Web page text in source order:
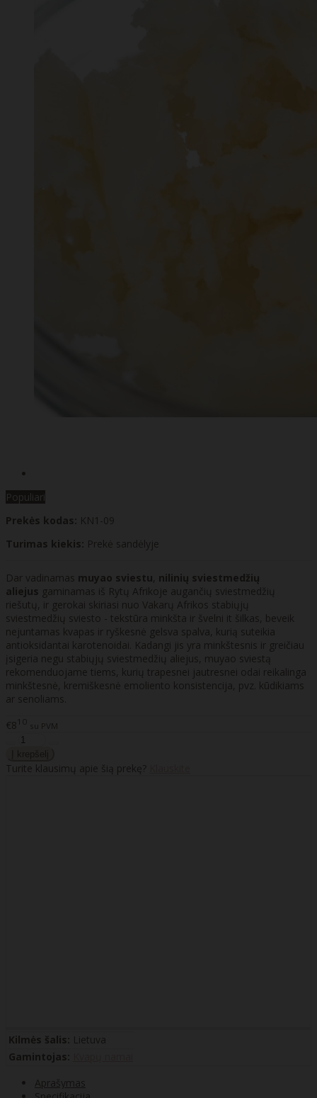
Populiari
Prekės kodas: KN1-09
Turimas kiekis: Prekė sandėlyje
Dar vadinamas muyao sviestu, nilinių sviestmedžių
aliejus gaminamas iš Rytų Afrikoje augančių sviestmedžių
riešutų, ir gerokai skiriasi nuo Vakarų Afrikos stabiųjų
sviestmedžių sviesto - tekstūra minkšta ir švelni it šilkas, beveik
nejuntamas kvapas ir ryškesnė gelsva spalva, kurią suteikia
antioksidantai karotenoidai. Kadangi jis yra minkštesnis ir greičiau
įsigeria negu stabiųjų sviestmedžių aliejus, muyao sviestą
rekomenduojame tiems, kurių trapesnei jautresnei odai reikalinga
minkštesnė, kremiškesnė emoliento konsistencija, pvz. kūdikiams
ar senoliams.
€8 10 su PVM
Turite klausimų apie šią prekę?
Kilmės šalis: Lietuva
Gamintojas:
Aprašymas